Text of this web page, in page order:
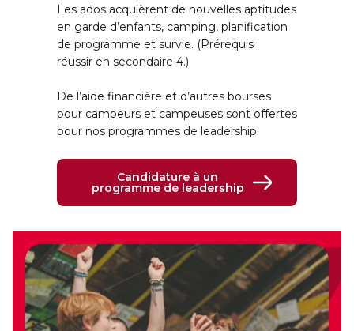
Les ados acquièrent de nouvelles aptitudes
en garde d’enfants, camping, planification
de programme et survie. (Prérequis :
réussir en secondaire 4.)
De l’aide financière et d’autres bourses
pour campeurs et campeuses sont offertes
pour nos programmes de leadership.
Candidature à un
programme de leadership